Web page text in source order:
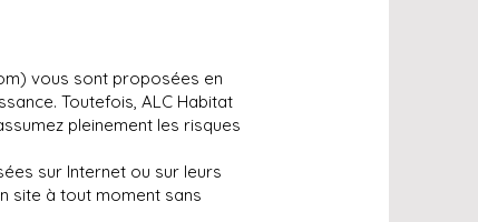
vous sont proposées en
Toutefois, ALC Habitat
pleinement les risques
sur Internet ou sur leurs
site à tout moment sans